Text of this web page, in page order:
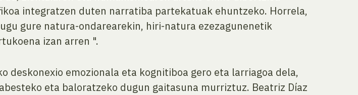
integratzen duten narratiba partekatuak ehuntzeko. Horrela,
gure natura-ondarearekin, hiri-natura ezezagunenetik
izan arren ".
emozionala eta kognitiboa gero eta larriagoa dela,
eta baloratzeko dugun gaitasuna murriztuz. Beatriz Díaz